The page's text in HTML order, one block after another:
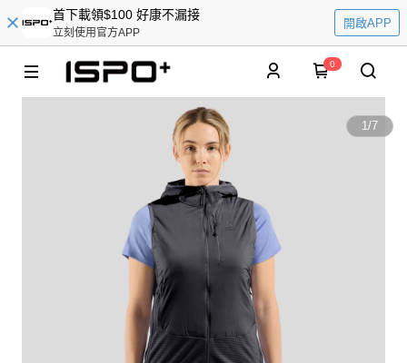
首下載領$100 好康不漏接
立刻使用官方APP
開啟APP
0
1/7